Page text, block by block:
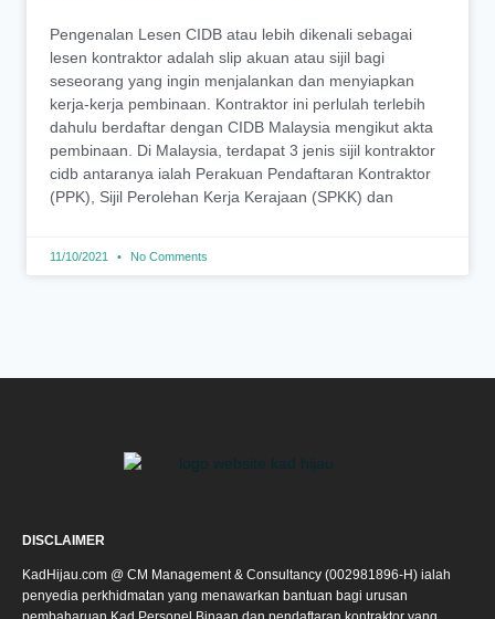
Pengenalan Lesen CIDB atau lebih dikenali sebagai
lesen kontraktor adalah slip akuan atau sijil bagi
seseorang yang ingin menjalankan dan menyiapkan
kerja-kerja pembinaan. Kontraktor ini perlulah terlebih
dahulu berdaftar dengan CIDB Malaysia mengikut akta
pembinaan. Di Malaysia, terdapat 3 jenis sijil kontraktor
cidb antaranya ialah Perakuan Pendaftaran Kontraktor
(PPK), Sijil Perolehan Kerja Kerajaan (SPKK) dan
11/10/2021 No Comments
DISCLAIMER
KadHijau.com @ CM Management & Consultancy (002981896-H) ialah
penyedia perkhidmatan yang menawarkan bantuan bagi urusan